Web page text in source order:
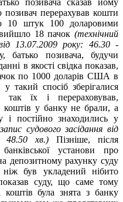
позивач перерахував кошти
10 штук 100 доларовими
18 пачок (технічний
13.07.2009 року: 46.30 -
батько позивача, будучи
в якості свідка показав,
по 1000 доларів США в
такий спосіб зберігалися
їх і перераховував,
у банку не брали, а
і постійно знаходились у
судового засідання від
48.50 хв.) Пізніше, після
установи про
депозитному рахунку суду
був укладений нібито
суду, що саме тому
була знята з банку